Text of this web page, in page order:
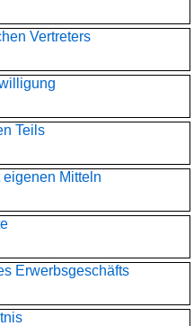
Vertreters
Teils
Mitteln
Erwerbsgeschäfts